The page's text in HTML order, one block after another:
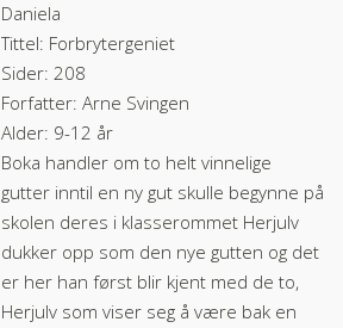
Daniela
Tittel: Forbrytergeniet
Sider: 208
Forfatter: Arne Svingen
Alder: 9-12 år
Boka handler om to helt vinnelige
gutter inntil en ny gut skulle begynne på
skolen deres i klasserommet Herjulv
dukker opp som den nye gutten og det
er her han først blir kjent med de to,
Herjulv som viser seg å være bak en